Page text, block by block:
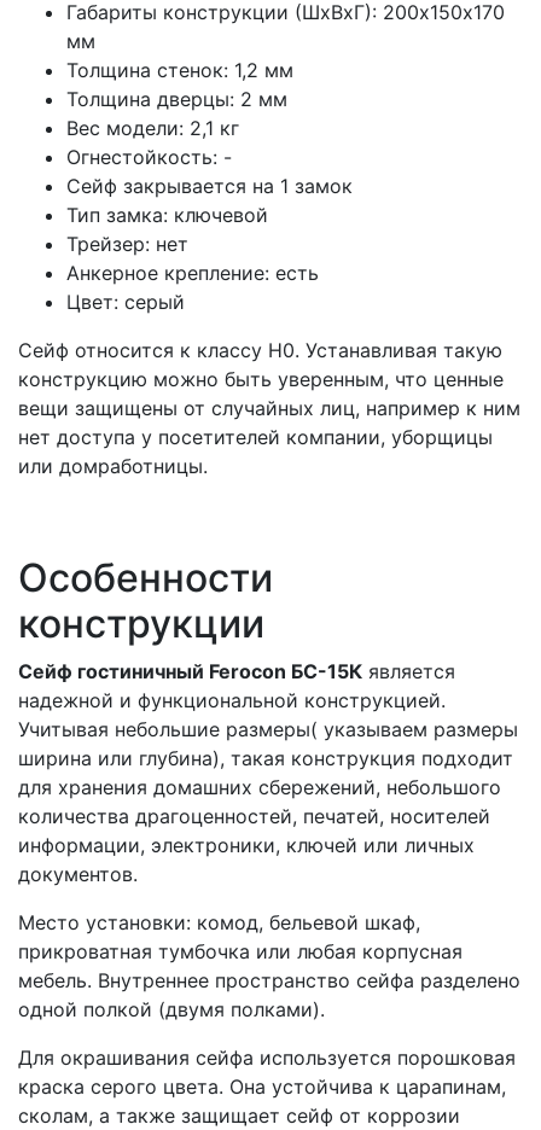
Габариты конструкции (ШхВхГ): 200х150х170
мм
Толщина стенок: 1,2 мм
Толщина дверцы: 2 мм
Вес модели: 2,1 кг
Огнестойкость: -
Сейф закрывается на 1 замок
Тип замка: ключевой
Трейзер: нет
Анкерное крепление: есть
Цвет: серый
Сейф относится к классу Н0. Устанавливая такую
конструкцию можно быть уверенным, что ценные
вещи защищены от случайных лиц, например к ним
нет доступа у посетителей компании, уборщицы
или домработницы.
Особенности
конструкции
Сейф гостиничный Ferocon БС-15К является
надежной и функциональной конструкцией.
Учитывая небольшие размеры( указываем размеры
ширина или глубина), такая конструкция подходит
для хранения домашних сбережений, небольшого
количества драгоценностей, печатей, носителей
информации, электроники, ключей или личных
документов.
Место установки: комод, бельевой шкаф,
прикроватная тумбочка или любая корпусная
мебель. Внутреннее пространство сейфа разделено
одной полкой (двумя полками).
Для окрашивания сейфа используется порошковая
краска серого цвета. Она устойчива к царапинам,
сколам, а также защищает сейф от коррозии